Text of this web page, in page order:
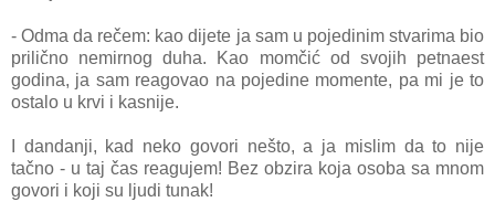
- Odma da rečem: kao dijete ja sam u pojedinim stvarima bio
prilično nemirnog duha. Kao momčić od svojih petnaest
godina, ja sam reagovao na pojedine momente, pa mi je to
ostalo u krvi i kasnije.
I dandanji, kad neko govori nešto, a ja mislim da to nije
tačno - u taj čas reagujem! Bez obzira koja osoba sa mnom
govori i koji su ljudi tunak!